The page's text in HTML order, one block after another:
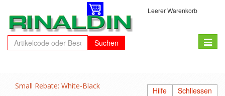
Suchen
Leerer Warenkorb
Toggle
Small Rebate: White-Black Schliessen
Hilfe